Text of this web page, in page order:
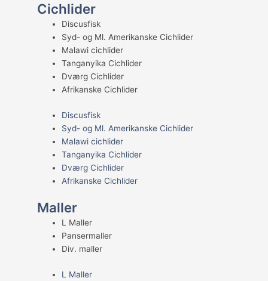
Cichlider
Discusfisk
Syd- og Ml. Amerikanske Cichlider
Malawi cichlider
Tanganyika Cichlider
Dværg Cichlider
Afrikanske Cichlider
Discusfisk
Syd- og Ml. Amerikanske Cichlider
Malawi cichlider
Tanganyika Cichlider
Dværg Cichlider
Afrikanske Cichlider
Maller
L Maller
Pansermaller
Div. maller
L Maller